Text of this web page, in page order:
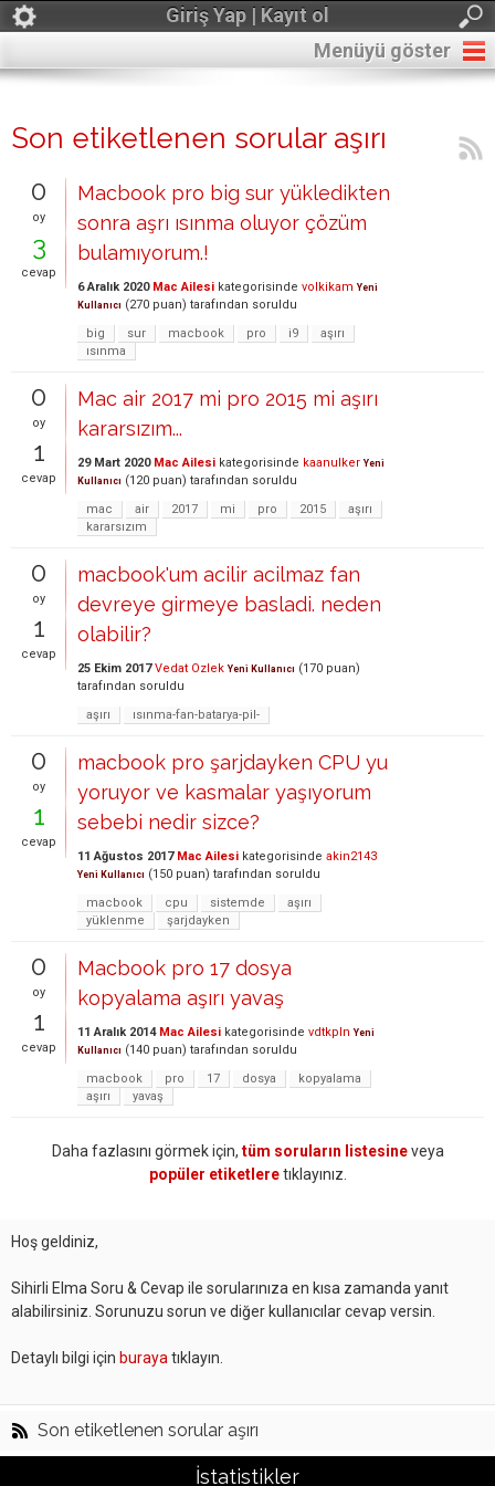
Giriş Yap | Kayıt ol
Menüyü göster
Son etiketlenen sorular aşırı
0
oy
3
cevap
Macbook pro big sur yükledikten
sonra aşrı ısınma oluyor çözüm
bulamıyorum.!
6 Aralık 2020 Mac Ailesi kategorisinde volkikam Yeni
Kullanıcı (270 puan) tarafından soruldu
big
sur macbook pro i9
aşırı
ısınma
0
oy
1
cevap
Mac air 2017 mi pro 2015 mi aşırı
kararsızım...
29 Mart 2020 Mac Ailesi kategorisinde kaanulker Yeni
Kullanıcı (120 puan) tarafından soruldu
mac
air 2017 mi pro 2015
aşırı
kararsızım
0
oy
1
cevap
macbook'um acilir acilmaz fan
devreye girmeye basladi. neden
olabilir?
25 Ekim 2017 Vedat Ozlek Yeni Kullanıcı (170 puan)
tarafından soruldu
aşırı
ısınma-fan-batarya-pil-
0
oy
1
cevap
macbook pro şarjdayken CPU yu
yoruyor ve kasmalar yaşıyorum
sebebi nedir sizce?
11 Ağustos 2017 Mac Ailesi kategorisinde akin2143
Yeni Kullanıcı (150 puan) tarafından soruldu
macbook
cpu sistemde
aşırı
yüklenme
şarjdayken
0
oy
1
cevap
Macbook pro 17 dosya
kopyalama aşırı yavaş
11 Aralık 2014 Mac Ailesi kategorisinde vdtkpln Yeni
Kullanıcı (140 puan) tarafından soruldu
macbook
pro 17 dosya
kopyalama
aşırı
yavaş
Daha fazlasını görmek için, tüm soruların listesineveya
popüler etiketleretıklayınız.
Hoş geldiniz,
Sihirli Elma Soru & Cevap ile sorularınıza en kısa zamanda yanıt
alabilirsiniz. Sorunuzu sorun ve diğer kullanıcılar cevap versin.
Detaylı bilgi için buraya tıklayın.
Son etiketlenen sorular aşırı
İstatistikler